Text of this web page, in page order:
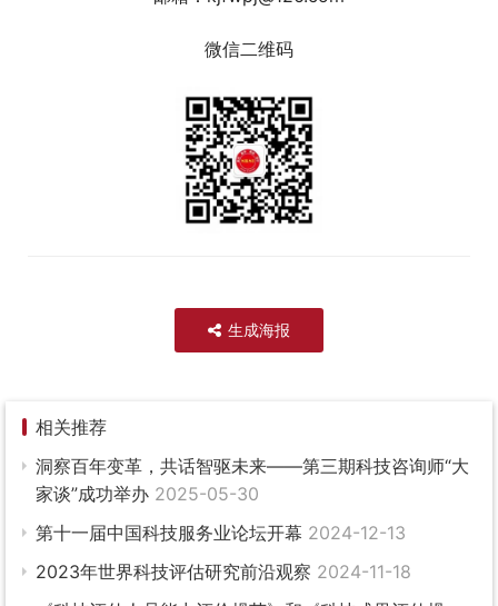
微信二维码
生成海报
相关推荐
洞察百年变革，共话智驱未来——第三期科技咨询师“大
家谈”成功举办 2025-05-30
第十一届中国科技服务业论坛开幕 2024-12-13
2023年世界科技评估研究前沿观察 2024-11-18